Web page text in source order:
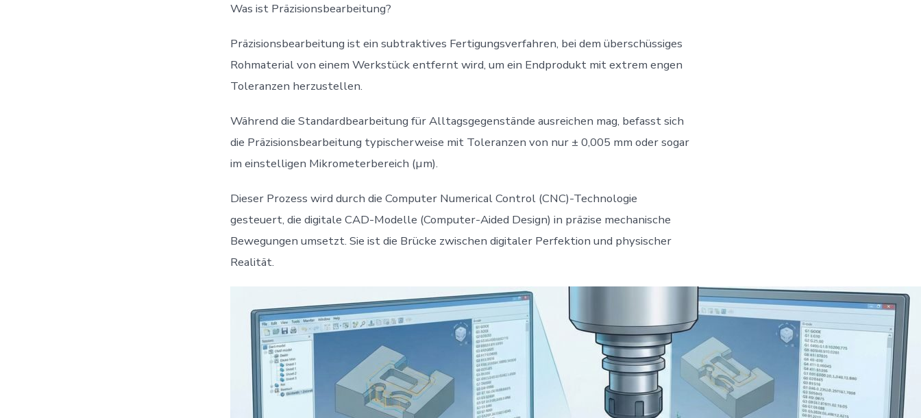
Was ist Präzisionsbearbeitung?
Präzisionsbearbeitung ist ein subtraktives Fertigungsverfahren, bei dem überschüssiges
Rohmaterial von einem Werkstück entfernt wird, um ein Endprodukt mit extrem engen
Toleranzen herzustellen.
Während die Standardbearbeitung für Alltagsgegenstände ausreichen mag, befasst sich
die Präzisionsbearbeitung typischerweise mit Toleranzen von nur ± 0,005 mm oder sogar
im einstelligen Mikrometerbereich (µm).
Dieser Prozess wird durch die Computer Numerical Control (CNC)-Technologie
gesteuert, die digitale CAD-Modelle (Computer-Aided Design) in präzise mechanische
Bewegungen umsetzt. Sie ist die Brücke zwischen digitaler Perfektion und physischer
Realität.